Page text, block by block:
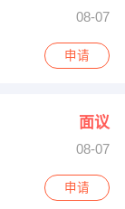
08-07
申请
面议
08-07
申请